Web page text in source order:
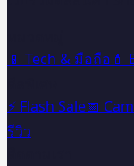
📱 Tech & มือถือ 💄
⚡ Flash Sale📅
รีวิว